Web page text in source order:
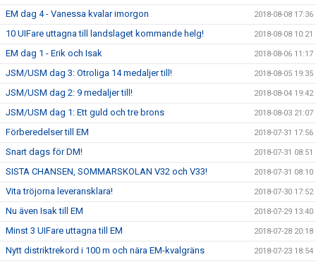
EM dag 4 - Vanessa kvalar imorgon 2018-08-08 17:36
10 UIFare uttagna till landslaget kommande helg! 2018-08-08 10:21
EM dag 1 - Erik och Isak 2018-08-06 11:17
JSM/USM dag 3: Otroliga 14 medaljer till! 2018-08-05 19:35
JSM/USM dag 2: 9 medaljer till! 2018-08-04 19:42
JSM/USM dag 1: Ett guld och tre brons 2018-08-03 21:07
Förberedelser till EM 2018-07-31 17:56
Snart dags för DM! 2018-07-31 08:51
SISTA CHANSEN, SOMMARSKOLAN V32 och V33! 2018-07-31 08:10
Vita tröjorna leveransklara! 2018-07-30 17:52
Nu även Isak till EM 2018-07-29 13:40
Minst 3 UIFare uttagna till EM 2018-07-28 20:18
Nytt distriktrekord i 100 m och nära EM-kvalgräns 2018-07-23 18:54